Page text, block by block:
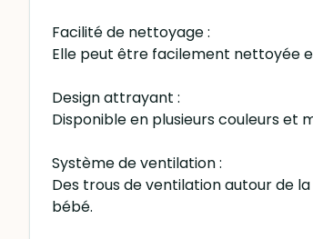
Facilité de nettoyage :
Elle peut être facilement nettoyée
Design attrayant :
Disponible en plusieurs couleurs
Système de ventilation :
Des trous de ventilation autour de
bébé.